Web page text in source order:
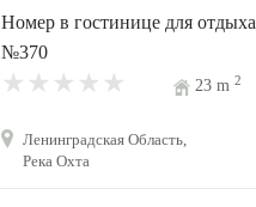
Номер в гостинице для отдыха
№370
23 m2
Ленинградская Область,
Река Охта